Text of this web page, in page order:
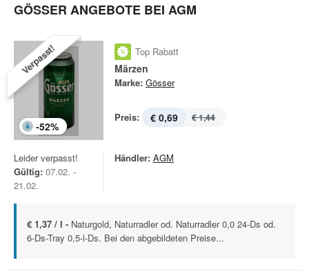
GÖSSER ANGEBOTE BEI AGM
Verpasst!
-52%
Top Rabatt
Märzen
Marke: Gösser
Preis: € 0,69 € 1,44
Leider verpasst!
Gültig: 07.02. -
21.02.
Händler: AGM
€ 1,37 / l - Naturgold, Naturradler od. Naturradler 0,0 24-Ds od.
6-Ds-Tray 0,5-l-Ds. Bei den abgebildeten Preise...